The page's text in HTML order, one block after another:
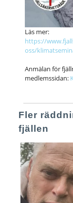
Läs mer:
https://
oss/
Anmälan för
medlemssidan:
Fler
fjällen